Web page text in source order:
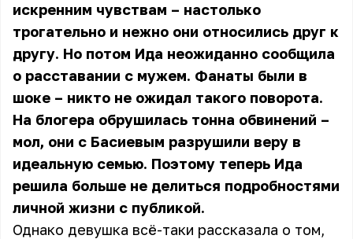
искренним чувствам – настолько
трогательно и нежно они относились друг к
другу. Но потом Ида неожиданно сообщила
о расставании с мужем. Фанаты были в
шоке – никто не ожидал такого поворота.
На блогера обрушилась тонна обвинений –
мол, они с Басиевым разрушили веру в
идеальную семью. Поэтому теперь Ида
решила больше не делиться подробностями
личной жизни с публикой.
Однако девушка всё-таки рассказала о том,